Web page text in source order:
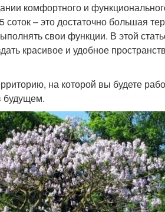
комфортного и
– это достаточно большая
свои функции. В этой
красивое и удобное
на которой вы будете
будущем.